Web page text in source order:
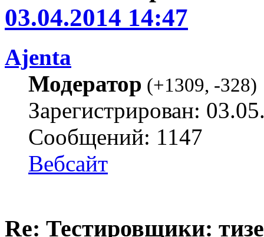
03.04.2014 14:47
Ajenta
Модератор (+1309, -328)
Зарегистрирован:
Сообщений: 1147
Вебсайт
Re: Тестировщики: